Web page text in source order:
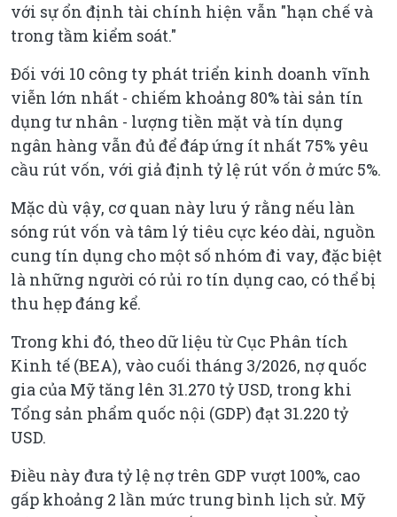
với sự ổn định tài chính hiện vẫn "hạn chế và
trong tầm kiểm soát."
Đối với 10 công ty phát triển kinh doanh vĩnh
viễn lớn nhất - chiếm khoảng 80% tài sản tín
dụng tư nhân - lượng tiền mặt và tín dụng
ngân hàng vẫn đủ để đáp ứng ít nhất 75% yêu
cầu rút vốn, với giả định tỷ lệ rút vốn ở mức 5%.
Mặc dù vậy, cơ quan này lưu ý rằng nếu làn
sóng rút vốn và tâm lý tiêu cực kéo dài, nguồn
cung tín dụng cho một số nhóm đi vay, đặc biệt
là những người có rủi ro tín dụng cao, có thể bị
thu hẹp đáng kể.
Trong khi đó, theo dữ liệu từ Cục Phân tích
Kinh tế (BEA), vào cuối tháng 3/2026, nợ quốc
gia của Mỹ tăng lên 31.270 tỷ USD, trong khi
Tổng sản phẩm quốc nội (GDP) đạt 31.220 tỷ
USD.
Điều này đưa tỷ lệ nợ trên GDP vượt 100%, cao
gấp khoảng 2 lần mức trung bình lịch sử. Mỹ